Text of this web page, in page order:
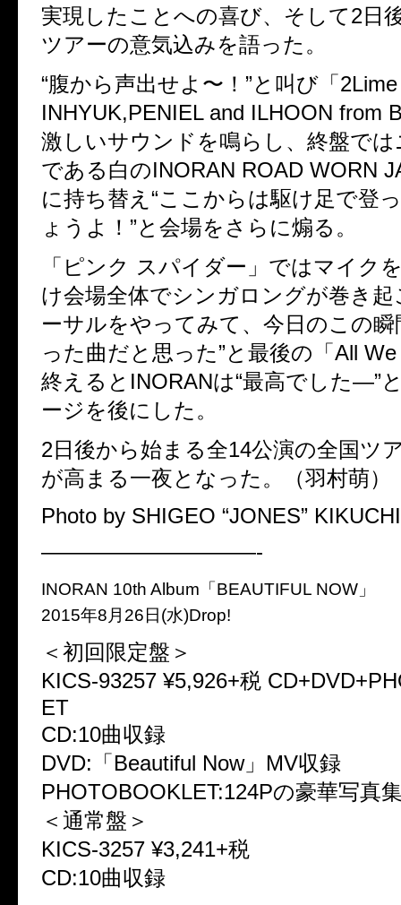
実現したことへの喜び、そして2日
ツアーの意気込みを語った。
“腹から声出せよ〜！”と叫び「
INHYUK,PENIEL and ILHOON from
激しいサウンドを鳴らし、終盤で
である白のINORAN ROAD WORN
に持ち替え“ここからは駆け足で登
ょうよ！”と会場をさらに煽る。
「ピンク スパイダー」ではマイク
け会場全体でシンガロングが巻き起
ーサルをやってみて、今日のこの
った曲だと思った”と最後の「All
終えるとINORANは“最高でした—”
ージを後にした。
2日後から始まる全14公演の全国ツ
が高まる一夜となった。（羽村萌）
Photo by SHIGEO “JONES” KIKUCHI
——————————-
INORAN 10th Album「BEAUTIFUL NOW」
2015年8月26日(水)Drop!
＜初回限定盤＞
KICS-93257 ¥5,926+税
ET
CD:10曲収録
DVD:「Beautiful Now」MV収録
PHOTOBOOKLET:124Pの豪華写真
＜通常盤＞
KICS-3257 ¥3,241+税
CD:10曲収録